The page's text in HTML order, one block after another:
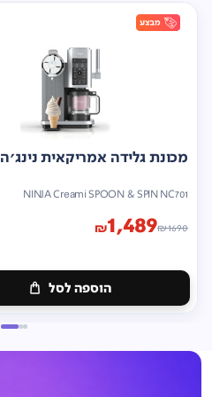
מכונת גלידה אמריקאית נינג'ה
NINJA Creami SPOON & SPIN NC701
₪1690
₪1,489
הוספה לסל